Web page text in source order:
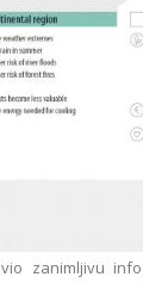
zanimljivu